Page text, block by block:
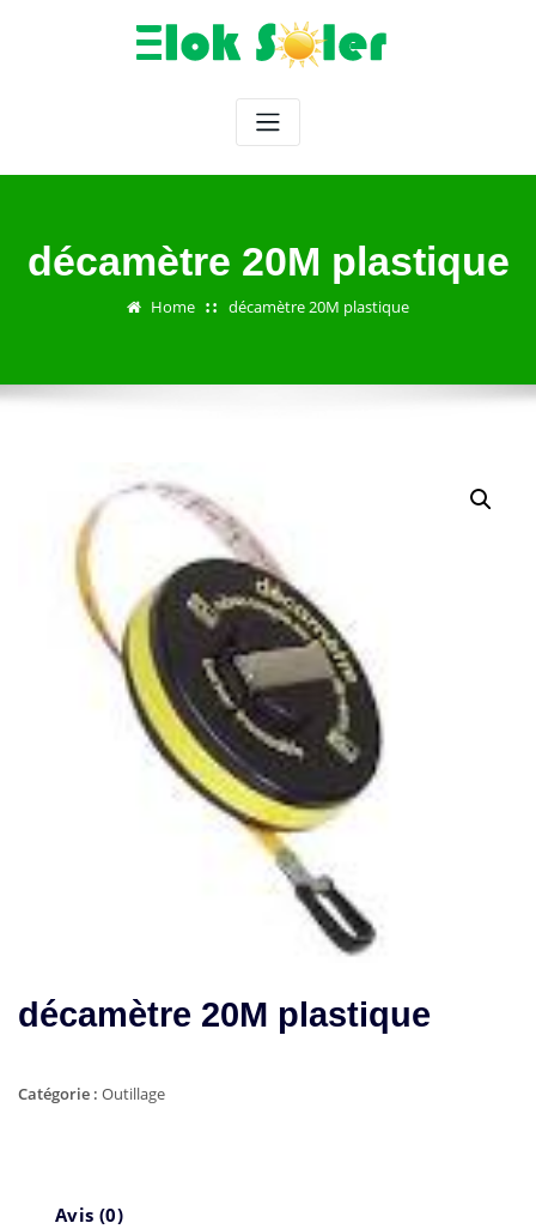
décamètre 20M plastique
Home décamètre 20M plastique
décamètre 20M plastique
Catégorie : Outillage
Avis (0)